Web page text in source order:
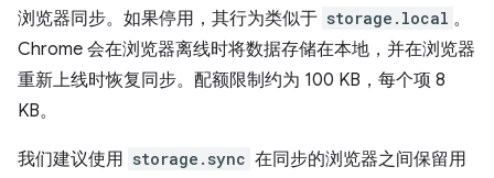
浏览器同步。如果停用，其行为类似于 storage.local 。
Chrome 会在浏览器离线时将数据存储在本地，并在浏览器
重新上线时恢复同步。配额限制约为 100 KB，每个项 8
KB。
我们建议使用 storage.sync 在同步的浏览器之间保留用